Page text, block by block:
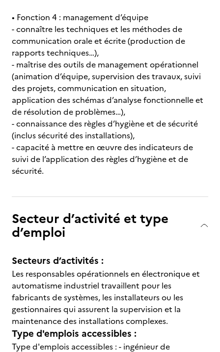
• Fonction 4 : management d’équipe
- connaître les techniques et les méthodes de
communication orale et écrite (production de
rapports techniques…),
- maîtrise des outils de management opérationnel
(animation d’équipe, supervision des travaux, suivi
des projets, communication en situation,
application des schémas d’analyse fonctionnelle et
de résolution de problèmes…),
- connaissance des règles d’hygiène et de sécurité
(inclus sécurité des installations),
- capacité à mettre en œuvre des indicateurs de
suivi de l’application des règles d’hygiène et de
sécurité.
Secteur d’activité et type
d’emploi
Secteurs d’activités :
Les responsables opérationnels en électronique et
automatisme industriel travaillent pour les
fabricants de systèmes, les installateurs ou les
gestionnaires qui assurent la supervision et la
maintenance des installations complexes.
Type d'emplois accessibles :
Type d'emplois accessibles : - ingénieur de